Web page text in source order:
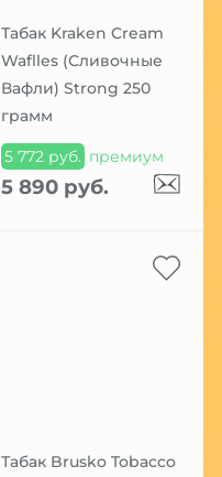
Табак Kraken Cream
Waflles (Сливочные
Вафли) Strong 250
грамм
5 772 руб. премиум
5 890 руб.
Табак Brusko Tobacco